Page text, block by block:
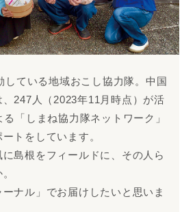
している地域おこし協力隊。中国
247人（2023年11月時点）が活
「しまね協力隊ネットワーク」
トをしています。
島根をフィールドに、その人ら
ナル」でお届けしたいと思いま